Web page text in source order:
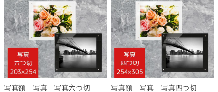
写真額 写真 写真六つ切 写真額 写真 写真四つ切